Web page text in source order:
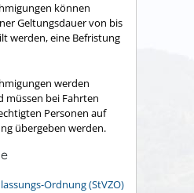
können
Geltungsdauer von bis
werden, eine Befristung
werden
müssen bei Fahrten
Personen auf
übergeben werden.
Ordnung (StVZO)